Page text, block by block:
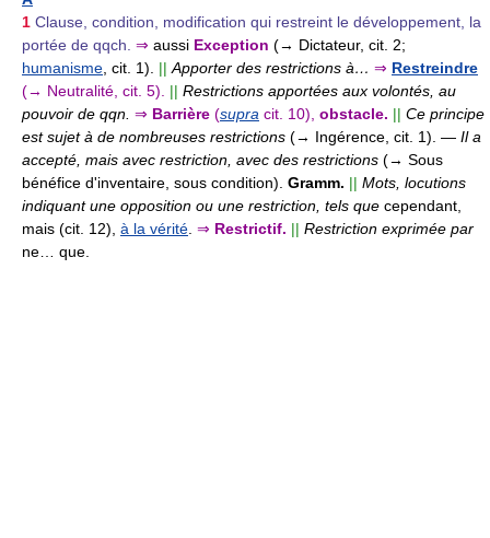
1 Clause, condition, modification qui restreint le développement, la
portée de qqch. ⇒ aussi Exception (→ Dictateur, cit. 2;
humanisme, cit. 1). || Apporter des restrictions à… ⇒ Restreindre
(→ Neutralité, cit. 5). || Restrictions apportées aux volontés, au
pouvoir de qqn. ⇒ Barrière (supra cit. 10), obstacle. || Ce principe
est sujet à de nombreuses restrictions (→ Ingérence, cit. 1). — Il a
accepté, mais avec restriction, avec des restrictions (→ Sous
bénéfice d'inventaire, sous condition). Gramm. || Mots, locutions
indiquant une opposition ou une restriction, tels que cependant,
mais (cit. 12), à la vérité. ⇒ Restrictif. || Restriction exprimée par
ne… que.